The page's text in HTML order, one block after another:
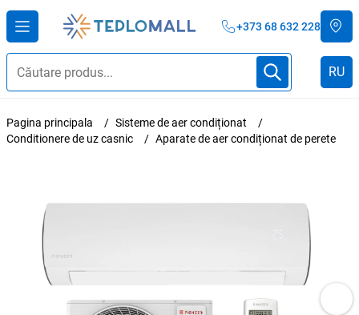
+373 68 632 228
RU
Pagina principala
Sisteme de aer condiționat
Conditionere de uz casnic
Aparate de aer condiționat de perete